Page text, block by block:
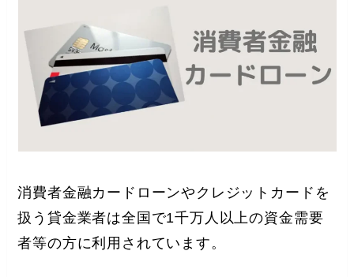
消費者金融カードローンやクレジットカードを
扱う貸金業者は全国で1千万人以上の資金需要
者等の方に利用されています。